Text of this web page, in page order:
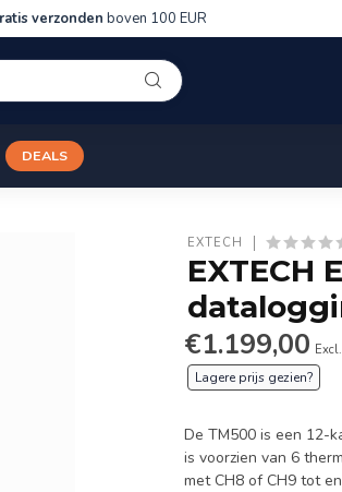
verzonden boven 100 EUR
DEALS
EXTECH
EXTECH
€1.199,00
Lagere prijs gezien?
De TM500 is een 12-
is voorzien van 6
met CH8 of CH9 tot